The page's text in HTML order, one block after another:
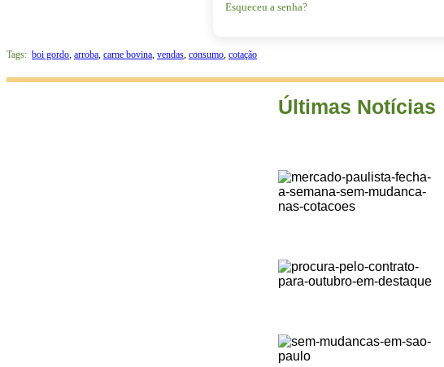
Esqueceu a senha?
Tags: boi gordo, arroba, carne bovina, vendas, consumo, cotação
Últimas Notícias